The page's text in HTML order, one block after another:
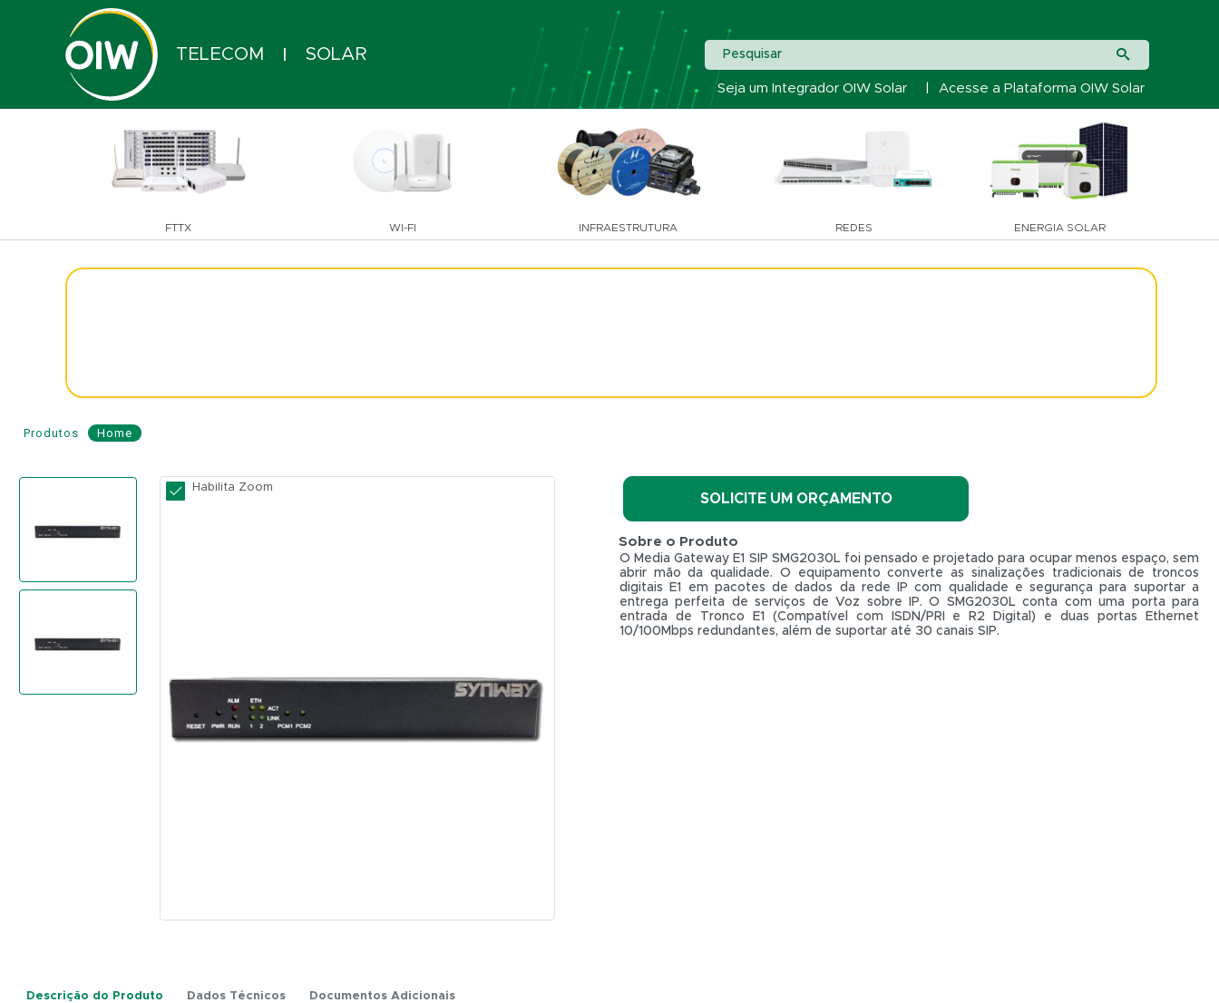
TELECOM SOLAR
Seja um Integrador OIW Solar Acesse a Plataforma OIW Solar
Pesquisar
FTTX WI-FI INFRAESTRUTURA REDES ENERGIA SOLAR
Home
Produtos
Gateway
com
Porta
Habilita Zoom
SOLICITE UM ORÇAMENTO
Sobre o Produto
O Media Gateway E1 SIP SMG2030L foi pensado e projetado para ocupar menos espaço, sem
abrir mão da qualidade. O equipamento converte as sinalizações tradicionais de troncos
digitais E1 em pacotes de dados da rede IP com qualidade e segurança para suportar a
entrega perfeita de serviços de Voz sobre IP. O SMG2030L conta com uma porta para
entrada de Tronco E1 (Compatível com ISDN/PRI e R2 Digital) e duas portas Ethernet
10/100Mbps redundantes, além de suportar até 30 canais SIP.
Descrição do Produto Dados Técnicos Documentos Adicionais